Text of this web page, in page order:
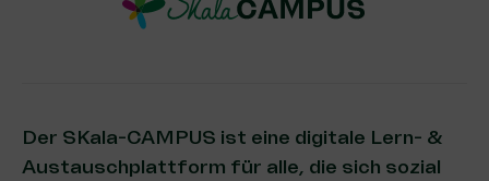
Der SKala-CAMPUS ist eine digitale Lern- &
Austauschplattform für alle, die sich sozial